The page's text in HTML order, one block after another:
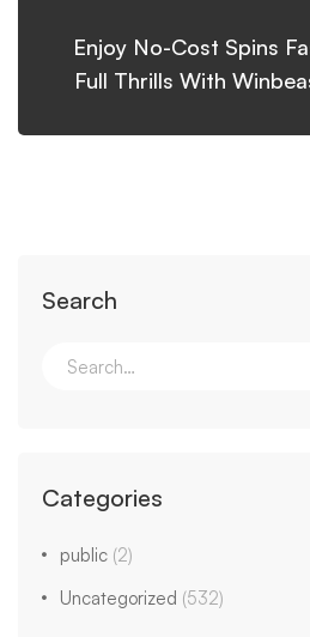
Enjoy No-Cost Spins
Full Thrills With
Search
Categories
public (2)
Uncategorized (532)